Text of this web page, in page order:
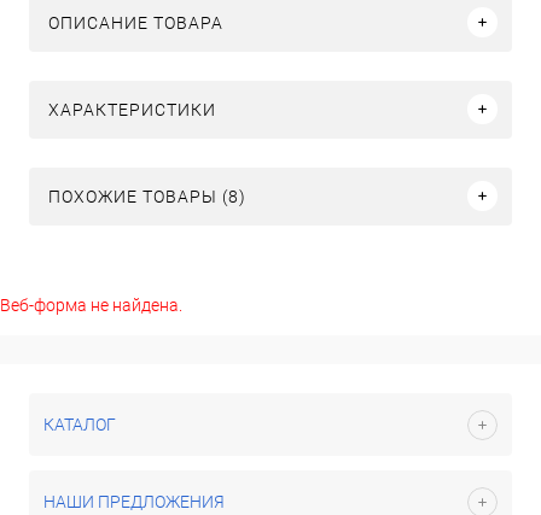
ОПИСАНИЕ ТОВАРА
ХАРАКТЕРИСТИКИ
ПОХОЖИЕ ТОВАРЫ (8)
Веб-форма не найдена.
КАТАЛОГ
НАШИ ПРЕДЛОЖЕНИЯ